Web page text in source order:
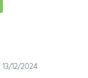
13/12/2024